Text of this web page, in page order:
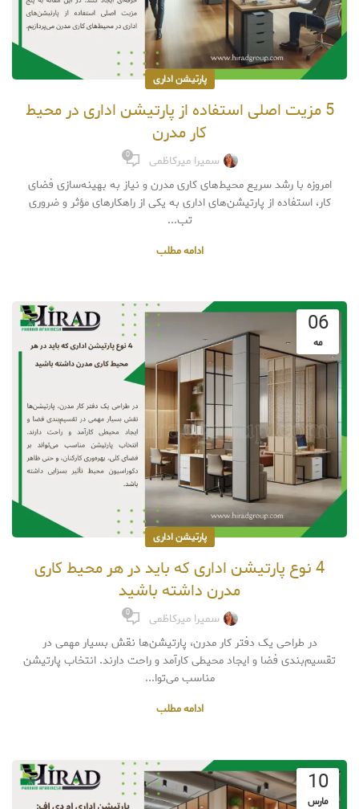
پارتیشن اداری
5 مزیت اصلی استفاده از پارتیشن اداری در محیط
کار مدرن
سمیرا میرکاظمی 0
امروزه با رشد سریع محیط‌های کاری مدرن و نیاز به بهینه‌سازی فضای
کار، استفاده از پارتیشن‌های اداری به یکی از راهکارهای مؤثر و ضروری
تب...
ادامه مطلب
06
مه
پارتیشن اداری
4 نوع پارتیشن اداری که باید در هر محیط کاری
مدرن داشته باشید
سمیرا میرکاظمی 0
در طراحی یک دفتر کار مدرن، پارتیشن‌ها نقش بسیار مهمی در
تقسیم‌بندی فضا و ایجاد محیطی کارآمد و راحت دارند. انتخاب پارتیشن
مناسب می‌توا...
ادامه مطلب
10
مارس